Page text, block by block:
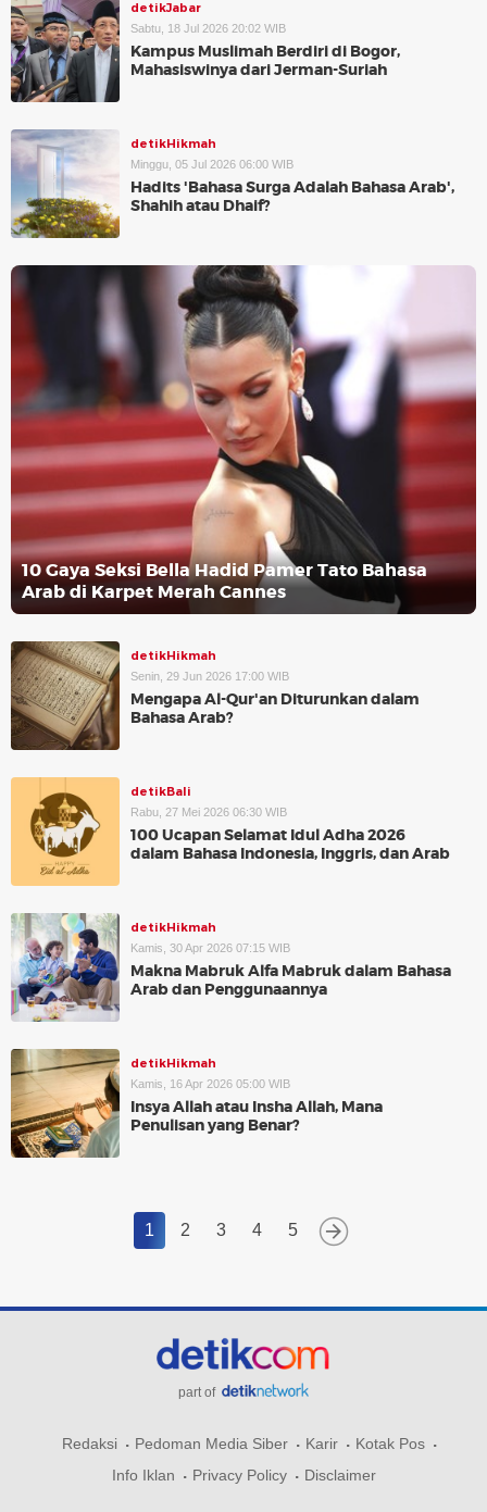
detikJabar
Sabtu, 18 Jul 2026 20:02 WIB
Kampus Muslimah Berdiri di Bogor,
Mahasiswinya dari Jerman-Suriah
detikHikmah
Minggu, 05 Jul 2026 06:00 WIB
Hadits 'Bahasa Surga Adalah Bahasa Arab',
Shahih atau Dhaif?
10 Gaya Seksi Bella Hadid Pamer Tato Bahasa
Arab di Karpet Merah Cannes
detikHikmah
Senin, 29 Jun 2026 17:00 WIB
Mengapa Al-Qur'an Diturunkan dalam
Bahasa Arab?
detikBali
Rabu, 27 Mei 2026 06:30 WIB
100 Ucapan Selamat Idul Adha 2026
dalam Bahasa Indonesia, Inggris, dan Arab
detikHikmah
Kamis, 30 Apr 2026 07:15 WIB
Makna Mabruk Alfa Mabruk dalam Bahasa
Arab dan Penggunaannya
detikHikmah
Kamis, 16 Apr 2026 05:00 WIB
Insya Allah atau Insha Allah, Mana
Penulisan yang Benar?
1 2 3 4 5
part of
Redaksi Pedoman Media Siber Karir
Kotak Pos
Info Iklan
Privacy Policy Disclaimer